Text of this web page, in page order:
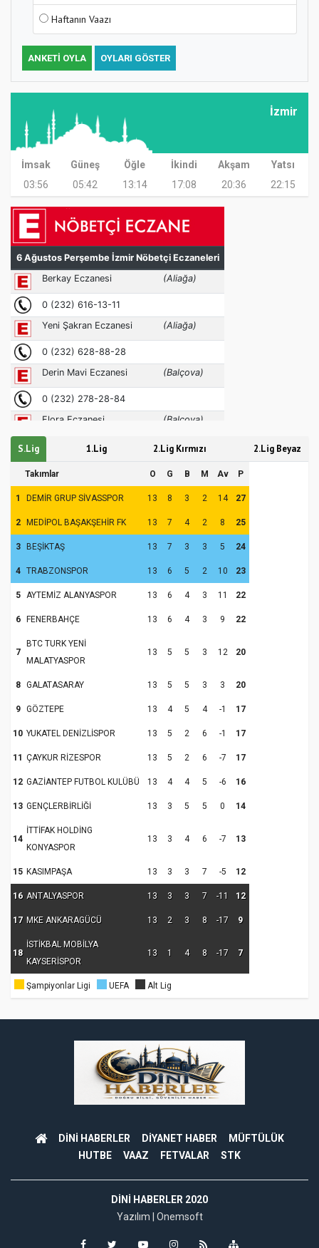
Haftanın Vaazı
ANKETI OYLA OYLARI GÖSTER
İzmir
İmsak Güneş Öğle İkindi Akşam
Yatsı
03:56
05:42 13:14 17:08 20:36 22:15
S.Lig 1.Lig 2.Lig Kırmızı 2.Lig Beyaz
Takımlar O G B M Av P
1 DEMİR GRUP SİVASSPOR 13 8 3 2 14 27
2 MEDİPOL BAŞAKŞEHİR FK 13 7 4 2 8 25
3 BEŞİKTAŞ 13 7 3 3 5 24
4 TRABZONSPOR 13 6 5 2 10 23
5 AYTEMİZ ALANYASPOR 13 6 4 3 11 22
6 FENERBAHÇE 13 6 4 3 9 22
7
BTC TURK YENİ
MALATYASPOR
13 5 5 3 12 20
8 GALATASARAY 13 5 5 3 3 20
9 GÖZTEPE 13 4 5 4 -1 17
10 YUKATEL DENİZLİSPOR 13 5 2 6 -1 17
11 ÇAYKUR RİZESPOR 13 5 2 6 -7 17
12 GAZİANTEP FUTBOL KULÜBÜ 13 4 4 5 -6 16
13 GENÇLERBİRLİĞİ 13 3 5 5 0 14
14
İTTİFAK HOLDİNG
KONYASPOR
13 3 4 6 -7 13
15 KASIMPAŞA 13 3 3 7 -5 12
16 ANTALYASPOR 13 3 3 7 -11 12
17 MKE ANKARAGÜCÜ 13 2 3 8 -17 9
18
İSTİKBAL MOBİLYA
KAYSERİSPOR
13 1 4 8 -17 7
Şampiyonlar Ligi UEFA Alt Lig
DİNİ HABERLER DİYANET HABER
MÜFTÜLÜK
HUTBE
VAAZ FETVALAR STK
DINI HABERLER 2020
Yazılım | Onemsoft